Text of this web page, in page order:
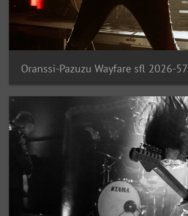
Oranssi-Pazuzu Wayfare sfl 2026-57